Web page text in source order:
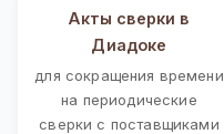
Акты сверки в
Диадоке
для сокращения времени
на периодические
сверки с поставщиками